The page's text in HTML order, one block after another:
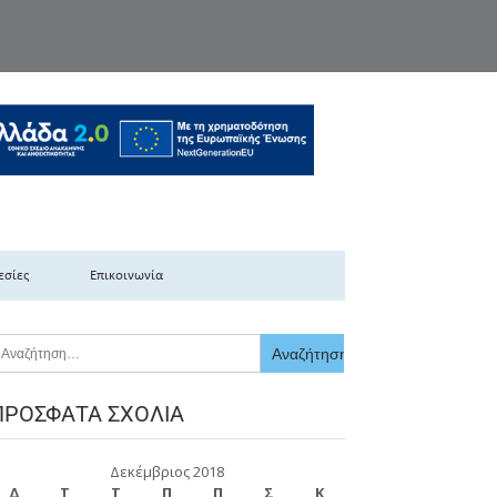
Ελλάδας
Επικοινωνία
ΣΧΌΛΙΑ
Δεκέμβριος 2018
Δ
Τ Τ Π Π Σ
Κ